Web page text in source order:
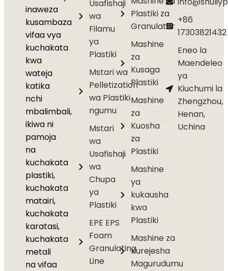
inaweza
kusambaza
vifaa vya
kuchakata
kwa
wateja
katika
nchi
mbalimbali,
ikiwa ni
pamoja
na
kuchakata
plastiki,
kuchakata
matairi,
kuchakata
karatasi,
kuchakata
metali
na vifaa
Usafishaji
wa
Filamu
ya
Plastiki
Mstari wa
Pelletization
wa Plastiki
ngumu
Mstari
wa
Usafishaji
wa
Chupa
ya
Plastiki
EPE EPS
Foam
Granulating
Line
Plastiki za
Granulator
Mashine
za
Kusaga
Plastiki
Mashine
za
Kuosha
za
Plastiki
Mashine
ya
kukausha
kwa
Plastiki
Mashine za
Kurejesha
Magurudumu
+86
17303821432
Eneo la
Maendeleo
ya
Kiuchumi la
Zhengzhou,
Henan,
Uchina